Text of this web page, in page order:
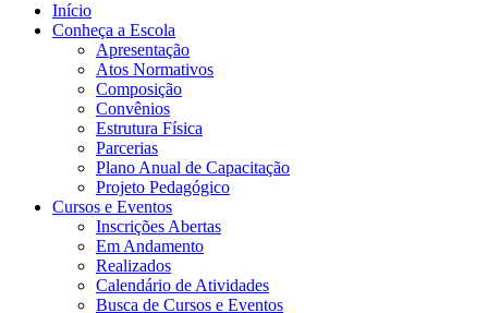
Início
Conheça a Escola
Apresentação
Atos Normativos
Composição
Convênios
Estrutura Física
Parcerias
Plano Anual de Capacitação
Projeto Pedagógico
Cursos e Eventos
Inscrições Abertas
Em Andamento
Realizados
Calendário de Atividades
Busca de Cursos e Eventos